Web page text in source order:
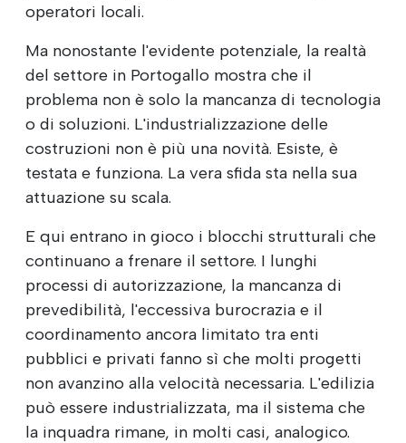
operatori locali.
Ma nonostante l'evidente potenziale, la realtà
del settore in Portogallo mostra che il
problema non è solo la mancanza di tecnologia
o di soluzioni. L'industrializzazione delle
costruzioni non è più una novità. Esiste, è
testata e funziona. La vera sfida sta nella sua
attuazione su scala.
E qui entrano in gioco i blocchi strutturali che
continuano a frenare il settore. I lunghi
processi di autorizzazione, la mancanza di
prevedibilità, l'eccessiva burocrazia e il
coordinamento ancora limitato tra enti
pubblici e privati fanno sì che molti progetti
non avanzino alla velocità necessaria. L'edilizia
può essere industrializzata, ma il sistema che
la inquadra rimane, in molti casi, analogico.